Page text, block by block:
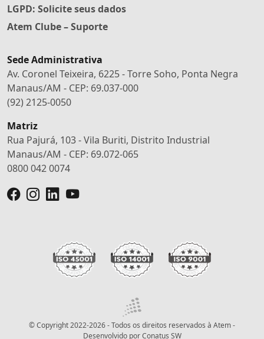
LGPD: Solicite seus dados
Atem Clube – Suporte
Sede Administrativa
Av. Coronel Teixeira, 6225 - Torre Soho, Ponta Negra
Manaus/AM - CEP: 69.037-000
(92) 2125-0050
Matriz
Rua Pajurá, 103 - Vila Buriti, Distrito Industrial
Manaus/AM - CEP: 69.072-065
0800 042 0074
© Copyright 2022-2026 - Todos os direitos reservados à Atem -
Desenvolvido porConatus SW